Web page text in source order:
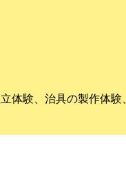
体験、治具の製作体験